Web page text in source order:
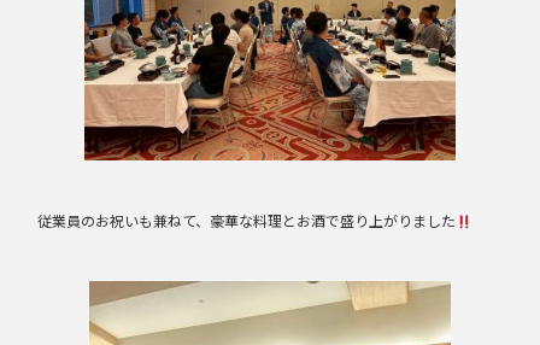
従業員のお祝いも兼ねて、豪華な料理とお酒で盛り上がりました